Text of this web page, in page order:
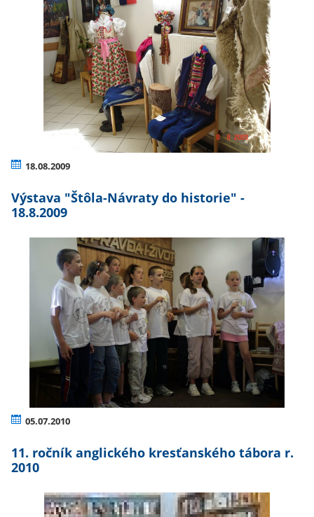
18.08.2009
Výstava "Štôla-Návraty do historie" -
18.8.2009
05.07.2010
11. ročník anglického kresťanského tábora r.
2010